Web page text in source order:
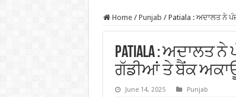
Home / Punjab / Patiala : ਅਦਾਲਤ ਨੇ
Patiala : ਅਦਾਲਤ ਨੇ
ਗੱਡੀਆਂ ਤੇ ਬੈਂਕ
June 14, 2025 Punjab